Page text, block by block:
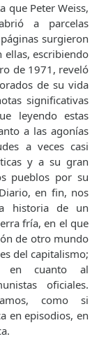
que Peter Weiss,
a parcelas
surgieron
ellas, escribiendo
de 1971, reveló
de su vida
significativas
leyendo estas
a las agonías
a veces casi
y a su gran
pueblos por su
en fin, nos
historia de un
fría, en el que
de otro mundo
del capitalismo;
en cuanto al
oficiales.
como si
en episodios, en